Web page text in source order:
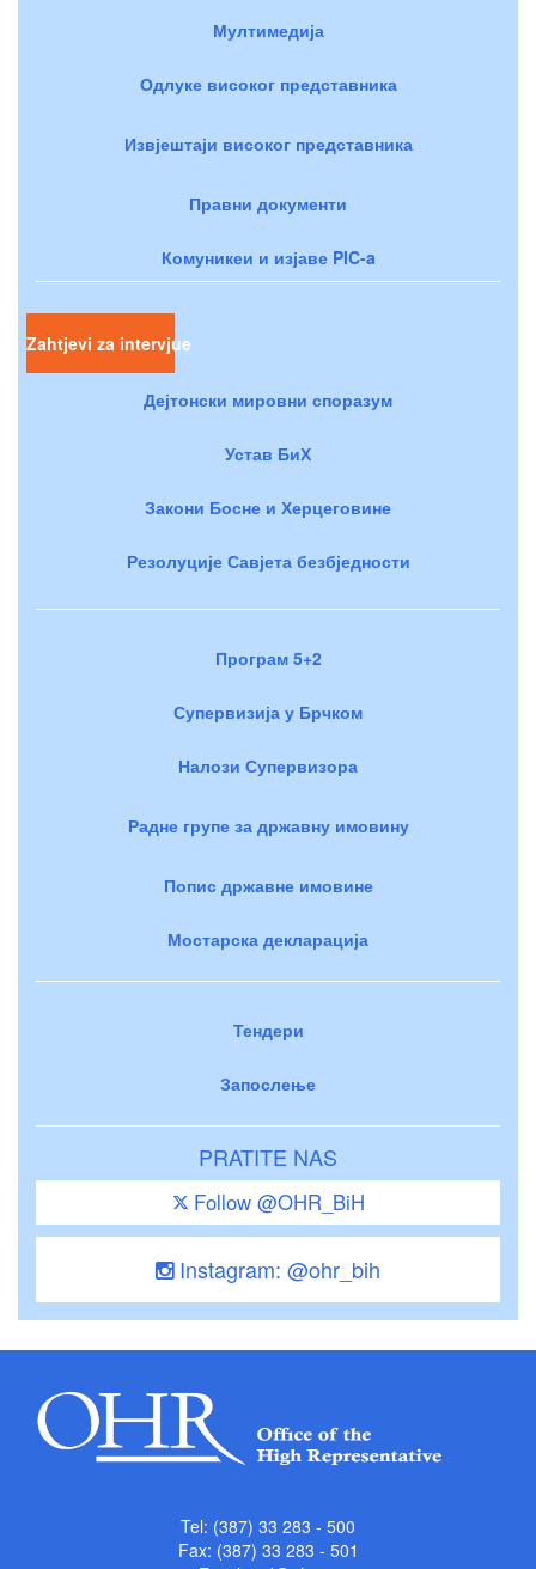
Мултимедија
Одлуке високог представника
Извјештаји високог представника
Правни документи
Комуникеи и изјаве PIC-a
Zahtjevi za intervjue
Дејтонски мировни споразум
Устав БиХ
Закони Босне и Херцеговине
Резолуције Савјета безбједности
Програм 5+2
Супервизија у Брчком
Налози Супервизора
Радне групе за државну имовину
Попис државне имовине
Мостарска декларација
Тендери
Запослење
PRATITE NAS
Follow @OHR_BiH
Instagram: @ohr_bih
Tel: (387) 33 283 - 500
Fax: (387) 33 283 - 501